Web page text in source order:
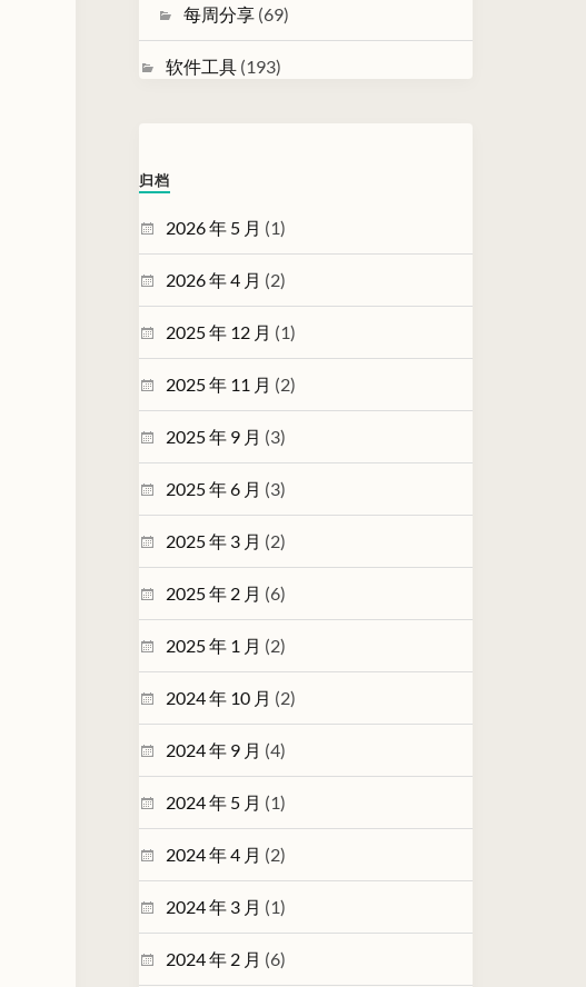
每周分享 (69)
软件工具 (193)
归档
2026 年 5 月 (1)
2026 年 4 月 (2)
2025 年 12 月 (1)
2025 年 11 月 (2)
2025 年 9 月 (3)
2025 年 6 月 (3)
2025 年 3 月 (2)
2025 年 2 月 (6)
2025 年 1 月 (2)
2024 年 10 月 (2)
2024 年 9 月 (4)
2024 年 5 月 (1)
2024 年 4 月 (2)
2024 年 3 月 (1)
2024 年 2 月 (6)